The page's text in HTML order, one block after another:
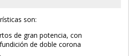
son:
de gran potencia, con
de doble corona